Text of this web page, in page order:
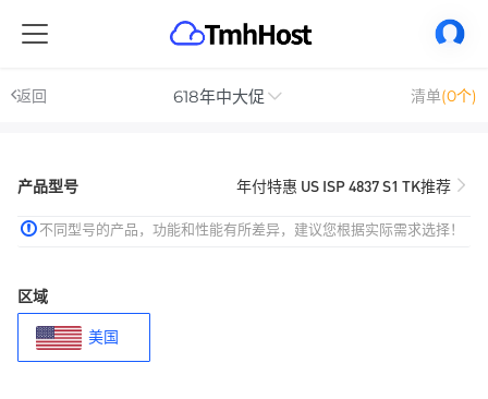
返回 618年中大促 清单(0个)
产品型号 年付特惠 US ISP 4837 S1 TK推荐
不同型号的产品，功能和性能有所差异，建议您根据实际需求选择！
区域
美国